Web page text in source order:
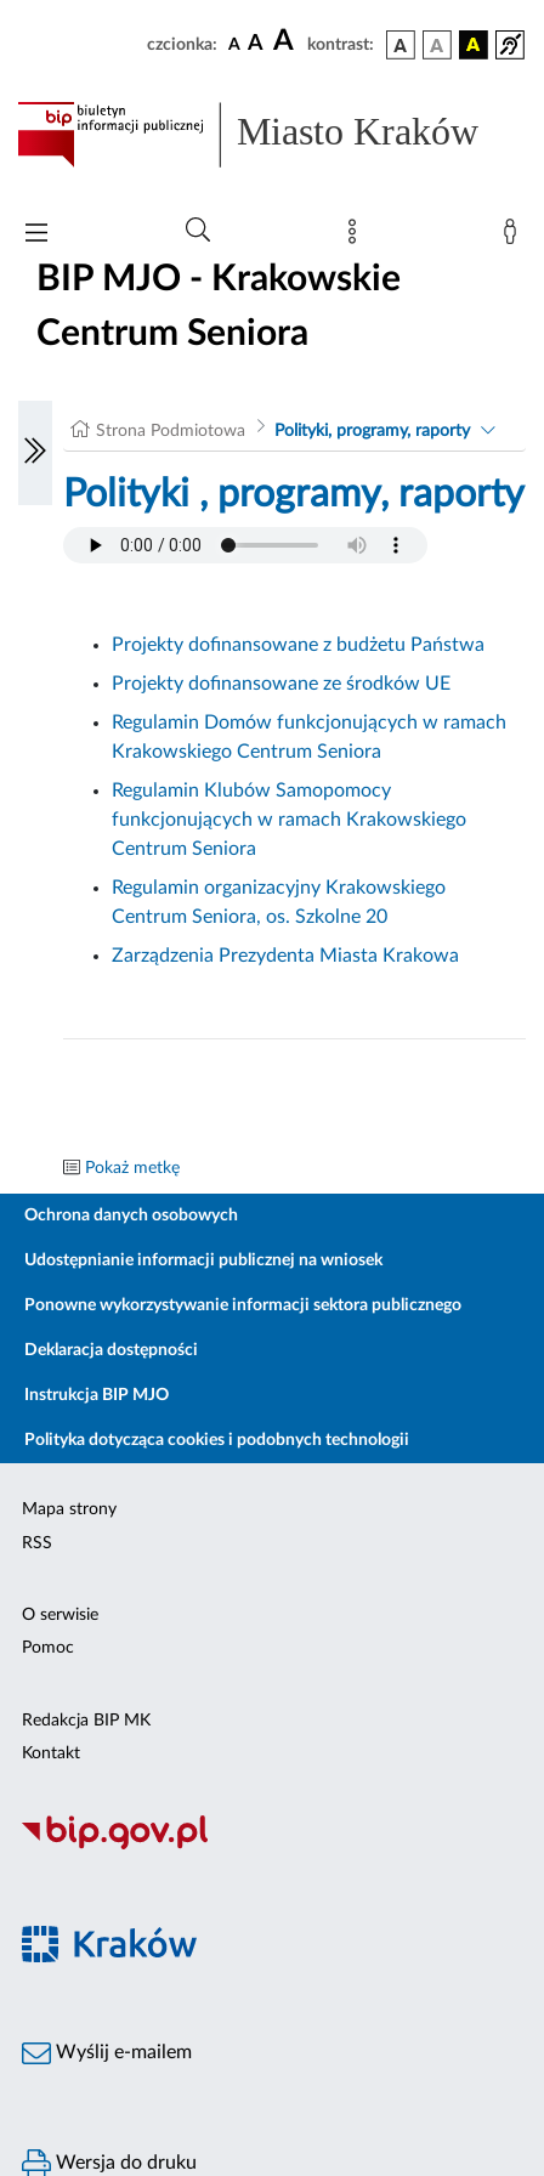
czcionka: A A A kontrast:
Miasto Kraków
BIP MJO - Krakowskie
Centrum Seniora
Strona Podmiotowa Polityki, programy, raporty
Polityki , programy, raporty
Projekty dofinansowane z budżetu Państwa
Projekty dofinansowane ze środków UE
Regulamin Domów funkcjonujących w ramach
Krakowskiego Centrum Seniora
Regulamin Klubów Samopomocy
funkcjonujących w ramach Krakowskiego
Centrum Seniora
Regulamin organizacyjny Krakowskiego
Centrum Seniora, os. Szkolne 20
Zarządzenia Prezydenta Miasta Krakowa
Pokaż metkę
Ochrona danych osobowych
Udostępnianie informacji publicznej na wniosek
Ponowne wykorzystywanie informacji sektora publicznego
Deklaracja dostępności
Instrukcja BIP MJO
Polityka dotycząca cookies i podobnych technologii
Mapa strony
RSS
O serwisie
Pomoc
Redakcja BIP MK
Kontakt
Wyślij e-mailem
Wersja do druku